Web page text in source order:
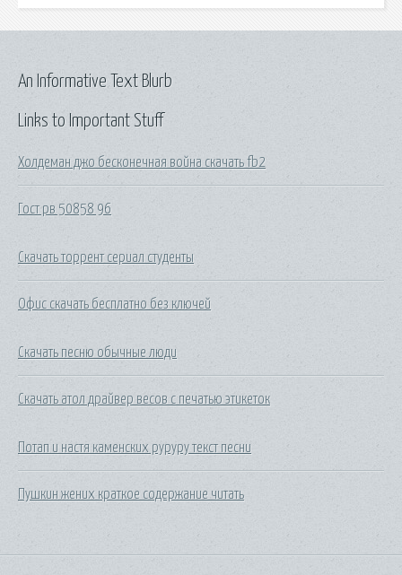
Links to Important Stuff
Холдеман джо бесконечная война скачать fb2
Гост рв 50858 96
Скачать торрент сериал студенты
Офис скачать бесплатно без ключей
Скачать песню обычные люди
Скачать атол драйвер весов с печатью этикеток
Потап и настя каменских руруру текст песни
Пушкин жених краткое содержание читать
An Informative Text Blurb